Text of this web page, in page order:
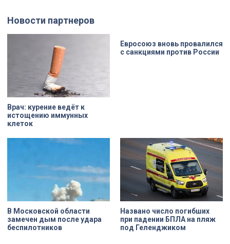
Зайцева побывала на тренировке
петербургского коллектива в
преддверии ответственной игры.
рабочем месте.
Новости партнеров
Врач: курение ведёт к
истощению иммунных
клеток
Евросоюз вновь провалился
с санкциями против России
В Московской области
замечен дым после удара
беспилотников
Названо число погибших
при падении БПЛА на пляж
под Геленджиком